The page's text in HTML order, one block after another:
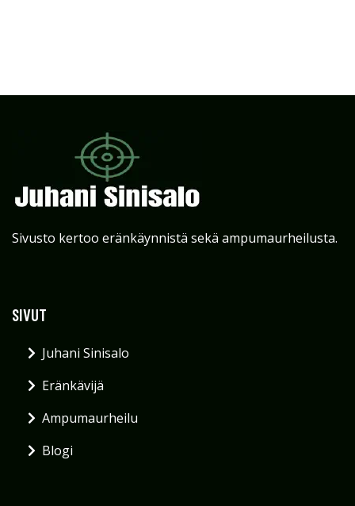
Sivusto kertoo eränkäynnistä sekä ampumaurheilusta.
SIVUT
Juhani Sinisalo
Eränkävijä
Ampumaurheilu
Blogi